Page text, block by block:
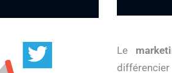
Le